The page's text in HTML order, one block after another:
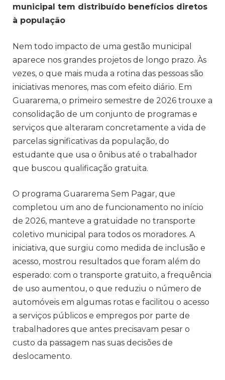
municipal tem distribuído benefícios diretos
à população
Nem todo impacto de uma gestão municipal
aparece nos grandes projetos de longo prazo. Às
vezes, o que mais muda a rotina das pessoas são
iniciativas menores, mas com efeito diário. Em
Guararema, o primeiro semestre de 2026 trouxe a
consolidação de um conjunto de programas e
serviços que alteraram concretamente a vida de
parcelas significativas da população, do
estudante que usa o ônibus até o trabalhador
que buscou qualificação gratuita.
O programa Guararema Sem Pagar, que
completou um ano de funcionamento no início
de 2026, manteve a gratuidade no transporte
coletivo municipal para todos os moradores. A
iniciativa, que surgiu como medida de inclusão e
acesso, mostrou resultados que foram além do
esperado: com o transporte gratuito, a frequência
de uso aumentou, o que reduziu o número de
automóveis em algumas rotas e facilitou o acesso
a serviços públicos e empregos por parte de
trabalhadores que antes precisavam pesar o
custo da passagem nas suas decisões de
deslocamento.